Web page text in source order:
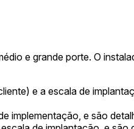
e grande porte. O
e a escala de
implementação, e são